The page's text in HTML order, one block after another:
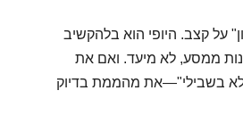
על קצב. היופי הוא בלהקשיב
ממסע, לא מיעד. ואם את
בשבילי"—את מהממת בדיוק